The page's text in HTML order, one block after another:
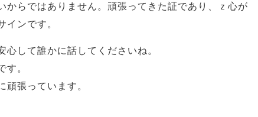
からではありません。頑張ってきた証であり、ｚ心が
インです。
心して誰かに話してくださいね。
す。
頑張っています。